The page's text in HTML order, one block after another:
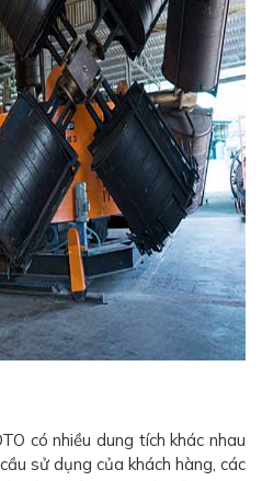
có nhiều dung tích khác nhau
sử dụng của khách hàng, các